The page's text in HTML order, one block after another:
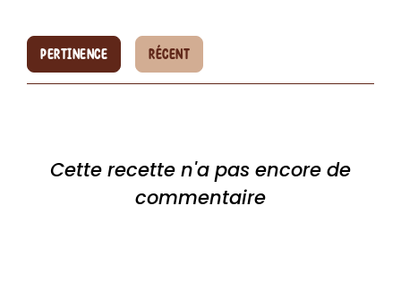
PERTINENCE RÉCENT
Cette recette n'a pas encore de
commentaire